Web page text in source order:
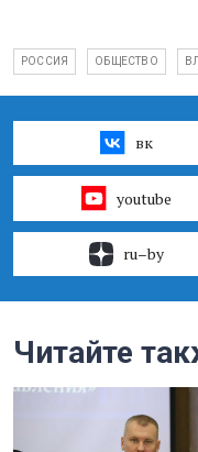
РОССИЯ ОБЩЕСТВО
вк
youtube
ru–by
Читайте